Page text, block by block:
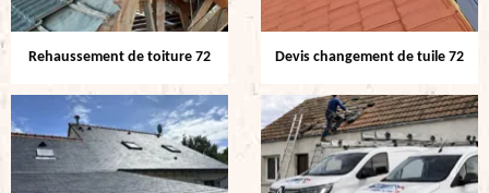
Rehaussement de toiture 72 Devis changement de tuile 72